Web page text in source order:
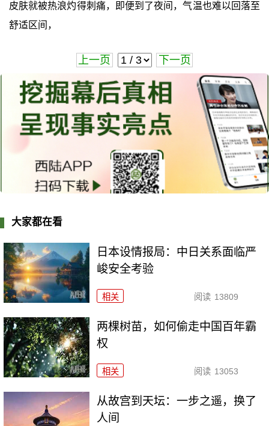
皮肤就被热浪灼得刺痛，即便到了夜间，气温也难以回落至
舒适区间，
上一页 下一页
大家都在看
日本设情报局：中日关系面临严
峻安全考验
相关 阅读 13809
两棵树苗，如何偷走中国百年霸
权
相关 阅读 13053
从故宫到天坛：一步之遥，换了
人间